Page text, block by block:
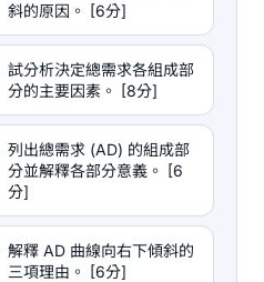
斜的原因。 [6分]
試分析決定總需求各組成部
分的主要因素。 [8分]
列出總需求 (AD) 的組成部
分並解釋各部分意義。 [6
分]
解釋 AD 曲線向右下傾斜的
三項理由。 [6分]